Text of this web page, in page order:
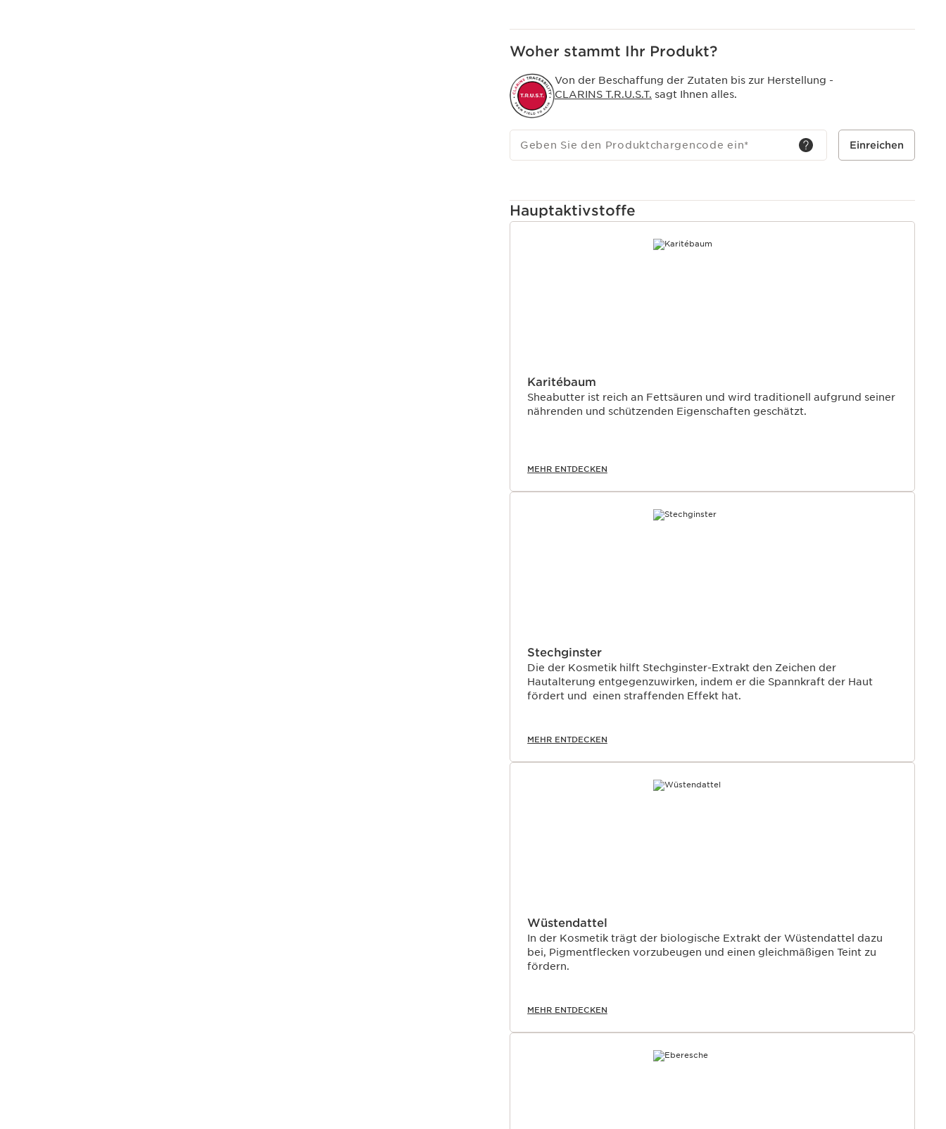
Woher stammt Ihr Produkt?
Von der Beschaffung der Zutaten bis zur Herstellung -
CLARINS T.R.U.S.T. sagt Ihnen alles.
Geben Sie den Produktchargencode ein* Einreichen
Hauptaktivstoffe
Karitébaum
Sheabutter ist reich an Fettsäuren und wird traditionell aufgrund seiner
nährenden und schützenden Eigenschaften geschätzt.
MEHR ENTDECKEN
Stechginster
Die der Kosmetik hilft Stechginster-Extrakt den Zeichen der
Hautalterung entgegenzuwirken, indem er die Spannkraft der Haut
fördert und einen straffenden Effekt hat.
MEHR ENTDECKEN
Wüstendattel
In der Kosmetik trägt der biologische Extrakt der Wüstendattel dazu
bei, Pigmentflecken vorzubeugen und einen gleichmäßigen Teint zu
fördern.
MEHR ENTDECKEN